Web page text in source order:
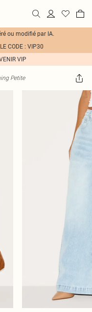
ou modifié par IA.
CODE : VIP30
VIP
Petite